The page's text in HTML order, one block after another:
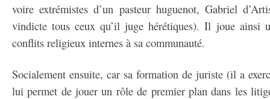
voire extrémistes d’un pasteur huguenot, Gabriel
vindicte tous ceux qu’il juge hérétiques). Il joue ainsi
conflits religieux internes à sa communauté.
Socialement ensuite, car sa formation de juriste (il a
lui permet de jouer un rôle de premier plan dans les